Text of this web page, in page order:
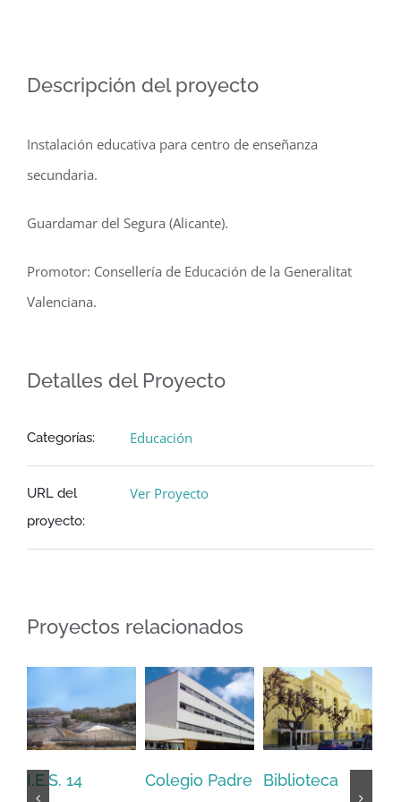
Descripción del proyecto
Instalación educativa para centro de enseñanza
secundaria.
Guardamar del Segura (Alicante).
Promotor: Consellería de Educación de la Generalitat
Valenciana.
Detalles del Proyecto
Categorías: Educación
URL del
proyecto:
Ver Proyecto
Proyectos relacionados
I.E.S. 14
Colegio Padre
Biblioteca